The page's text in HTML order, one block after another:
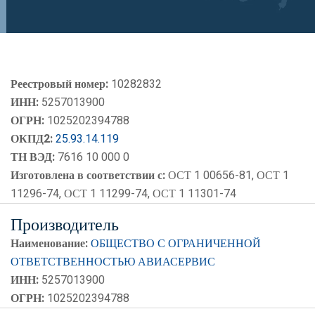
Реестровый номер: 10282832
ИНН: 5257013900
ОГРН: 1025202394788
ОКПД2:25.93.14.119
ТН ВЭД: 7616 10 000 0
Изготовлена в соответствии с:ОСТ 1 00656-81, ОСТ 1
11296-74, ОСТ 1 11299-74, ОСТ 1 11301-74
Производитель
Наименование:ОБЩЕСТВО С ОГРАНИЧЕННОЙ
ОТВЕТСТВЕННОСТЬЮ АВИАСЕРВИС
ИНН: 5257013900
ОГРН: 1025202394788